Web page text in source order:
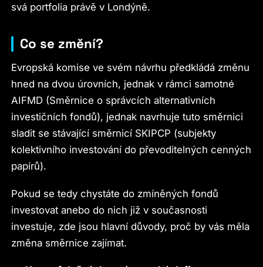
svá portfolia právě v Londýně.
Co se změní?
Evropská komise ve svém návrhu předkládá změnu
hned na dvou úrovních, jednak v rámci samotné
AIFMD (Směrnice o správcích alternativních
investičních fondů), jednak navrhuje tuto směrnici
sladit se stávající směrnicí SKIPCP (subjekty
kolektivního investování do převoditelných cenných
papírů).
Pokud se tedy chystáte do zmíněných fondů
investovat anebo do nich již v současnosti
investuje, zde jsou hlavní důvody, proč by vás měla
změna směrnice zajímat.